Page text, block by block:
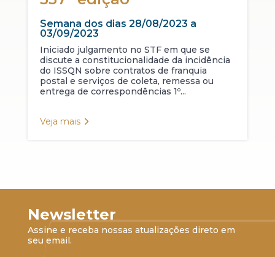
Semana dos dias 28/08/2023 a
03/09/2023
Iniciado julgamento no STF em que se
discute a constitucionalidade da incidência
do ISSQN sobre contratos de franquia
postal e serviços de coleta, remessa ou
entrega de correspondências 1º...
Veja mais
Newsletter
Assine e receba nossas atualizações direto em
seu email.